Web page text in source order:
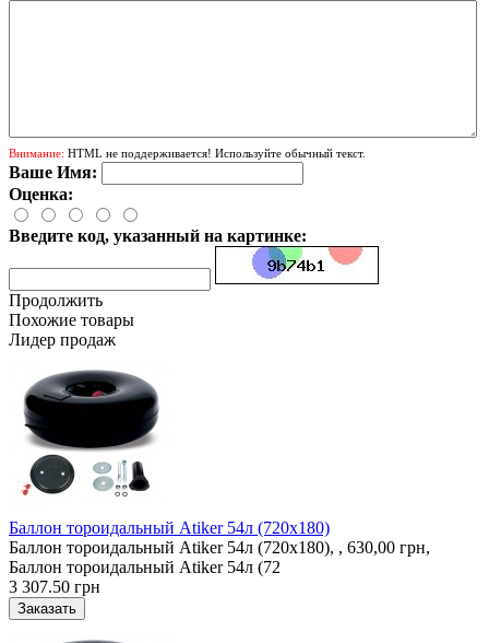
Внимание: HTML не поддерживается! Используйте обычный текст.
Ваше Имя:
Оценка:
Введите код, указанный на картинке:
Продолжить
Похожие товары
Лидер продаж
Баллон тороидальный Atiker 54л (720х180)
Баллон тороидальный Atiker 54л (720х180), , 630,00 грн,
Баллон тороидальный Atiker 54л (72
3 307.50 грн